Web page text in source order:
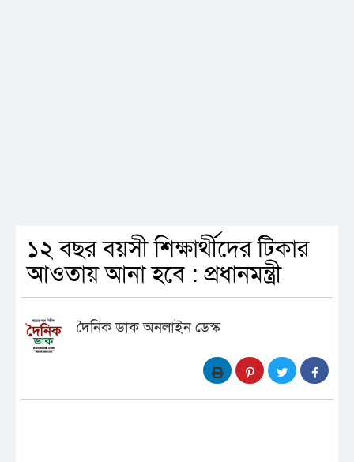
১২ বছর বয়সী শিক্ষার্থীদের টিকার
আওতায় আনা হবে : প্রধানমন্ত্রী
দৈনিক ডাক অনলাইন ডেস্ক